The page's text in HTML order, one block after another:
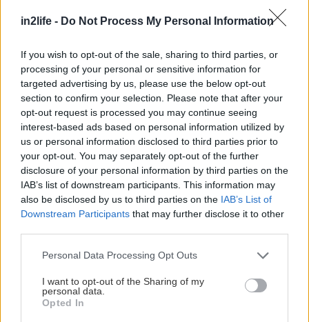
in2life - Do Not Process My Personal Information
If you wish to opt-out of the sale, sharing to third parties, or
processing of your personal or sensitive information for
targeted advertising by us, please use the below opt-out
section to confirm your selection. Please note that after your
opt-out request is processed you may continue seeing
interest-based ads based on personal information utilized by
us or personal information disclosed to third parties prior to
your opt-out. You may separately opt-out of the further
disclosure of your personal information by third parties on the
IAB’s list of downstream participants. This information may
also be disclosed by us to third parties on the IAB’s List of
Downstream Participants that may further disclose it to other
Please note that this website/app uses one or more Google
not limited to your visit or usage behaviour. You may click to
grant or deny consent to Google and its third-party tags to
use your data for below specified purposes in below Google
Personal Data Processing Opt Outs
I want to opt-out of the Sharing of my
personal data.
Opted In
Στον Αλμυρό βρήκαμε την ωραιότερη παραλία
Τα πιο
PODCASTS
«Εγώ είμαι η ανάπηρη, αυτοί είναι οι μ***ες» –
Αναζήτηση
για...